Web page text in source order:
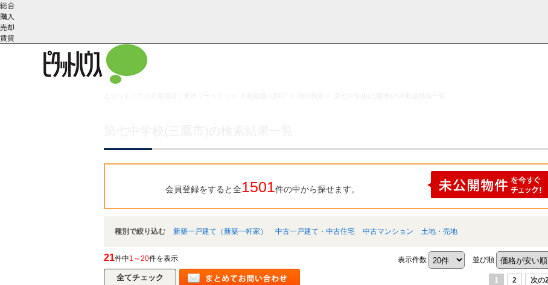
総合
購入
売却
賃貸
会員登録をすると全1501件の中から探せます。
種別で絞り込む 新築一戸建て（新築一軒家） 中古一戸建て・中古住宅 中古マンション 土地・売地
21件中1～20件を表示 表示件数 並び順
1 2 次の